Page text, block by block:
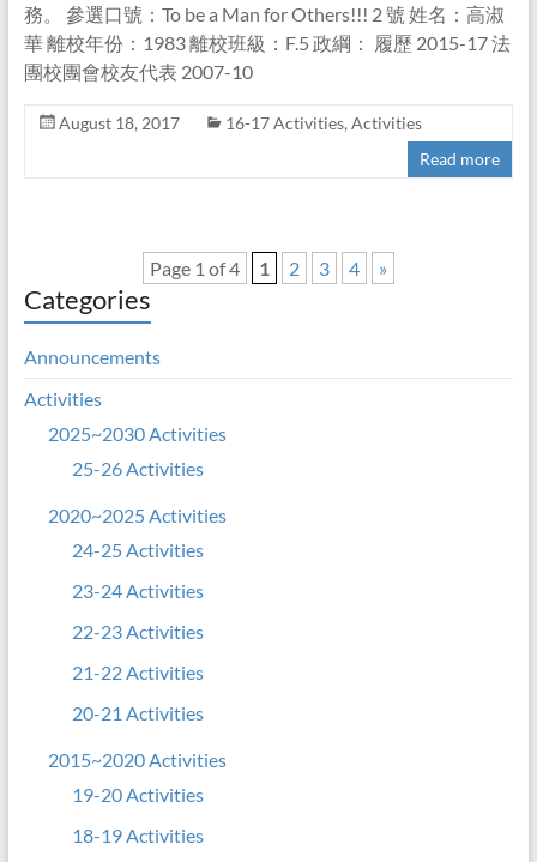
務。 參選口號：To be a Man for Others!!! 2 號 姓名：高淑
華 離校年份：1983 離校班級：F.5 政綱： 履歷 2015-17 法
團校團會校友代表 2007-10
August 18, 2017 16-17 Activities, Activities
Read more
Page 1 of 4 1 2 3 4 »
Categories
Announcements
Activities
2025~2030 Activities
25-26 Activities
2020~2025 Activities
24-25 Activities
23-24 Activities
22-23 Activities
21-22 Activities
20-21 Activities
2015~2020 Activities
19-20 Activities
18-19 Activities